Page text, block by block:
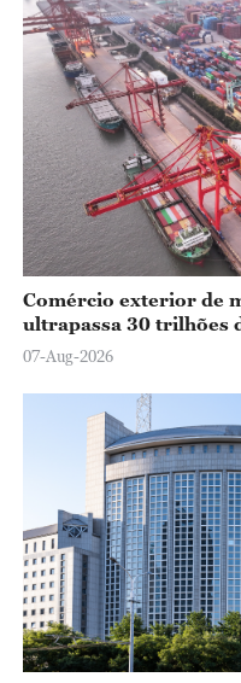
Comércio exterior de
ultrapassa 30 trilhões
07-Aug-2026